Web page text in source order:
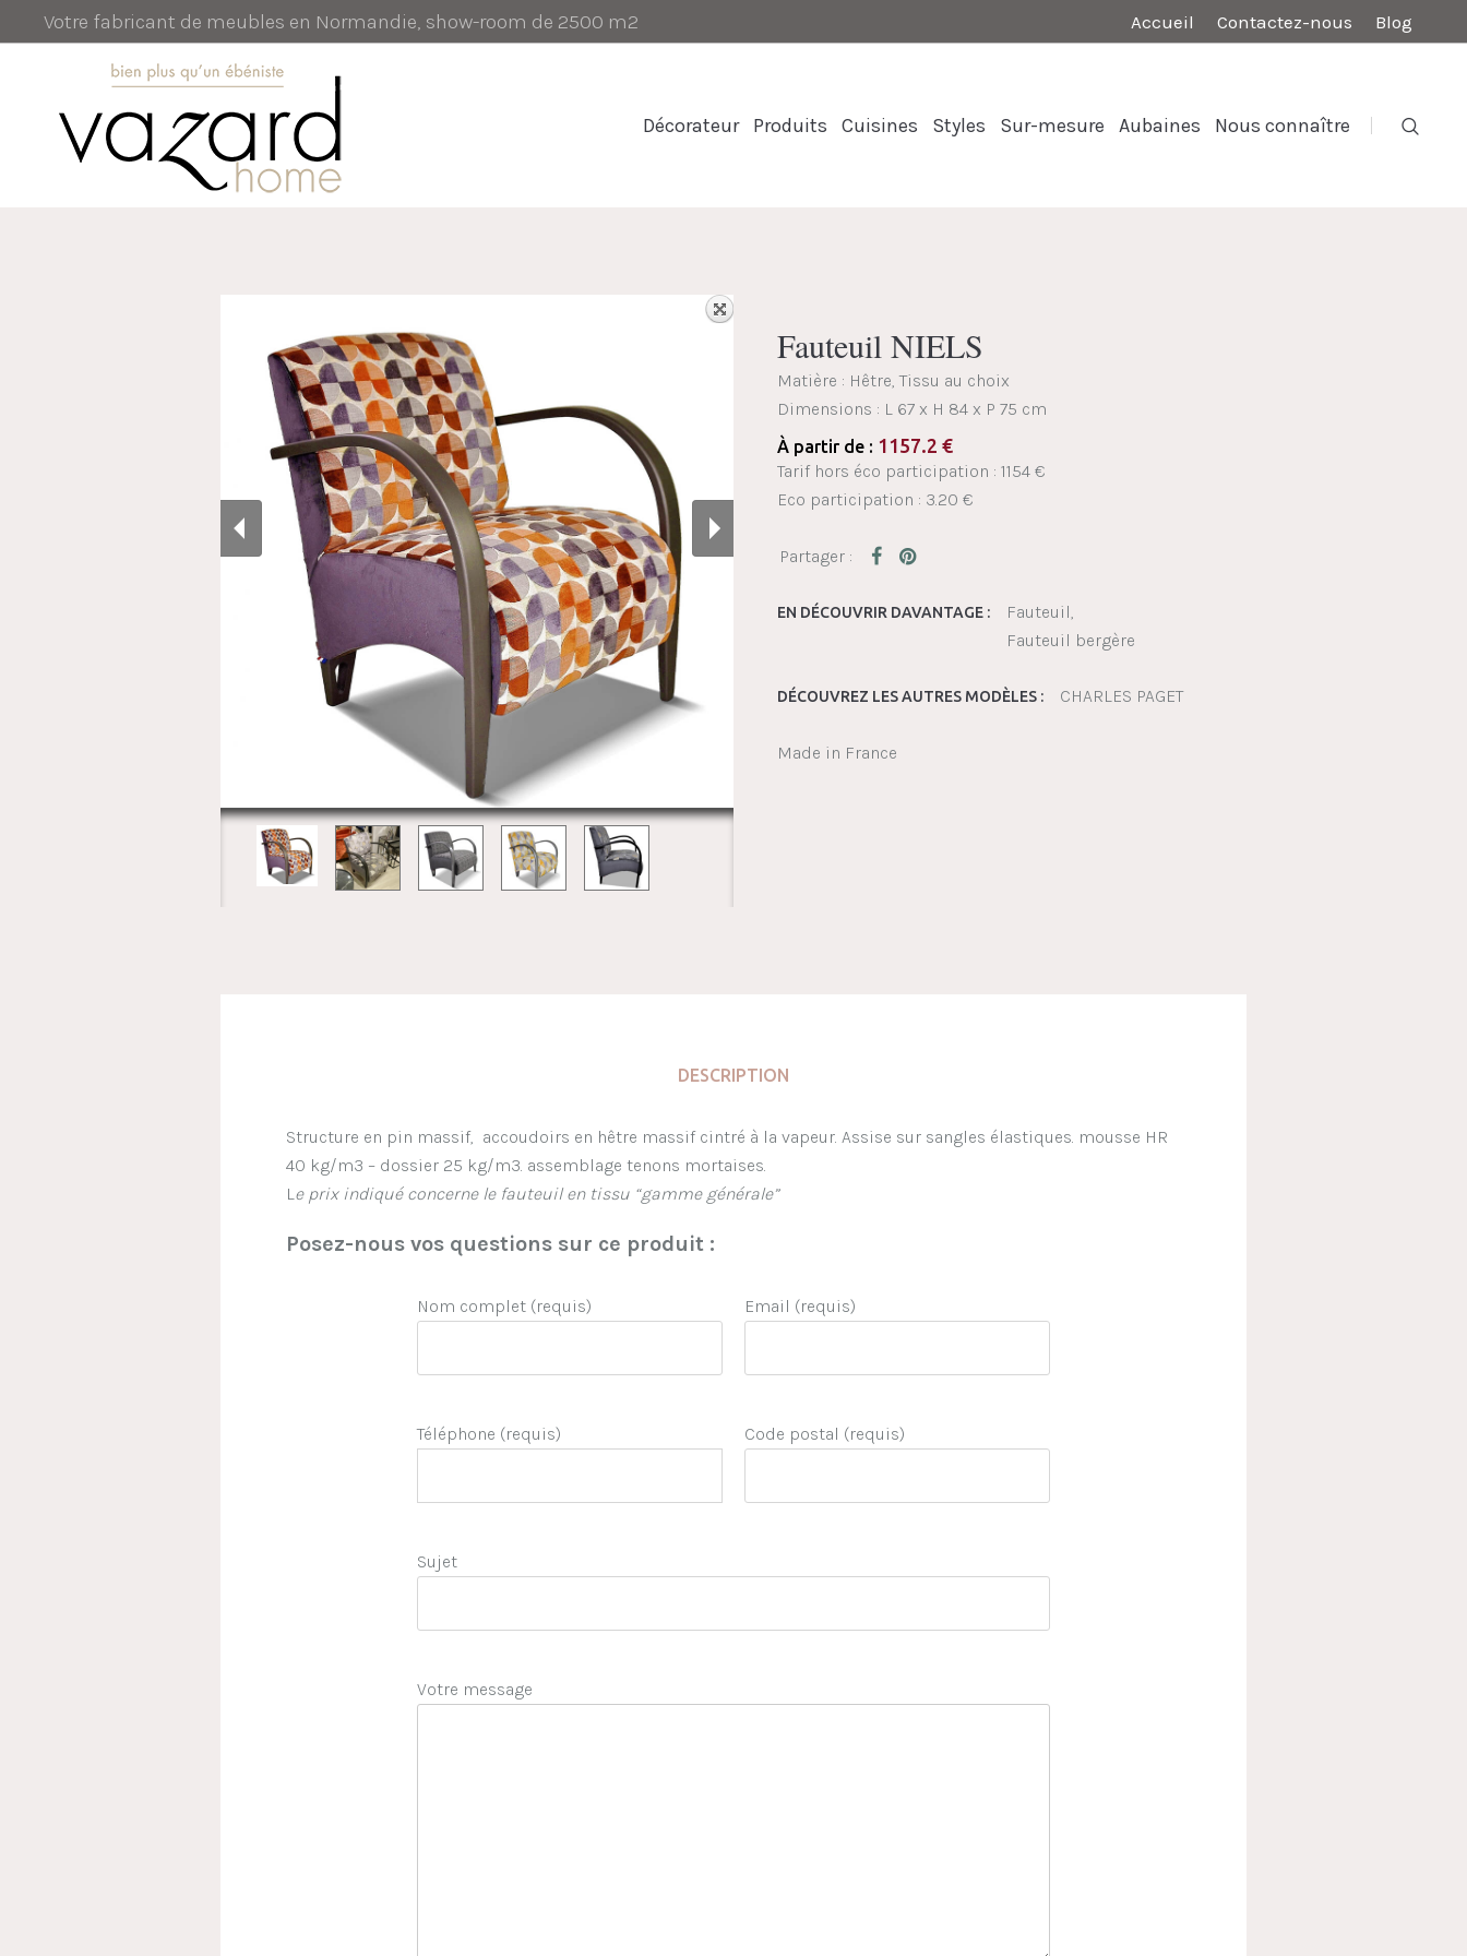
Accueil Contactez-nous Blog
Votre fabricant de meubles en Normandie, show-room de 2500 m2
Décorateur Produits Cuisines Styles Sur-mesure Aubaines Nous connaître
Fauteuil NIELS
Matière : Hêtre, Tissu au choix
Dimensions : L 67 x H 84 x P 75 cm
À partir de : 1157.2 €
Tarif hors éco participation : 1154 €
Eco participation : 3.20 €
EN DÉCOUVRIR DAVANTAGE :
Fauteuil
Fauteuil bergère
DÉCOUVREZ LES AUTRES MODÈLES : CHARLES PAGET
Made in France
DESCRIPTION
Structure en pin massif, accoudoirs en hêtre massif cintré à la vapeur. Assise sur sangles élastiques. mousse HR
40 kg/m3 – dossier 25 kg/m3. assemblage tenons mortaises.
Le prix indiqué concerne le fauteuil en tissu “gamme générale”
Posez-nous vos questions sur ce produit :
Nom complet (requis) Email (requis)
Téléphone (requis) Code postal (requis)
Sujet
Votre message